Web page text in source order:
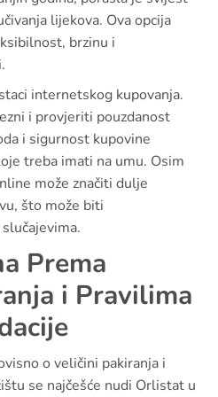
lijekova. Ova opcija
brzinu i
internetskog kupovanja.
i provjeriti pouzdanost
i sigurnost kupovine
treba imati na umu. Osim
može značiti dulje
što može biti
Prema
i Pravilima
o veličini pakiranja i
se najčešće nudi Orlistat u